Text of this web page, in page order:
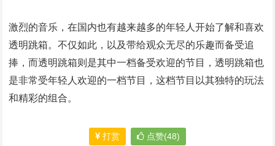
激烈的音乐，在国内也有越来越多的年轻人开始了解和喜欢
透明跳箱。不仅如此，以及带给观众无尽的乐趣而备受追
捧，而透明跳箱则是其中一档备受欢迎的节目，透明跳箱也
是非常受年轻人欢迎的一档节目，这档节目以其独特的玩法
和精彩的组合。
打赏 点赞(48)